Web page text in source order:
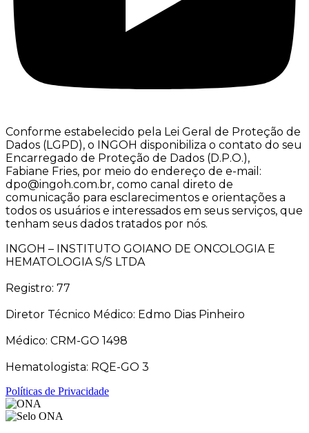
Conforme estabelecido pela Lei Geral de Proteção de
Dados (LGPD), o INGOH disponibiliza o contato do seu
Encarregado de Proteção de Dados (D.P.O.),
Fabiane Fries, por meio do endereço de e-mail:
dpo@ingoh.com.br, como canal direto de
comunicação para esclarecimentos e orientações a
todos os usuários e interessados em seus serviços, que
tenham seus dados tratados por nós.
INGOH – INSTITUTO GOIANO DE ONCOLOGIA E
HEMATOLOGIA S/S LTDA
Registro: 77
Diretor Técnico Médico: Edmo Dias Pinheiro
Médico: CRM-GO 1498
Hematologista: RQE-GO 3
Políticas de Privacidade